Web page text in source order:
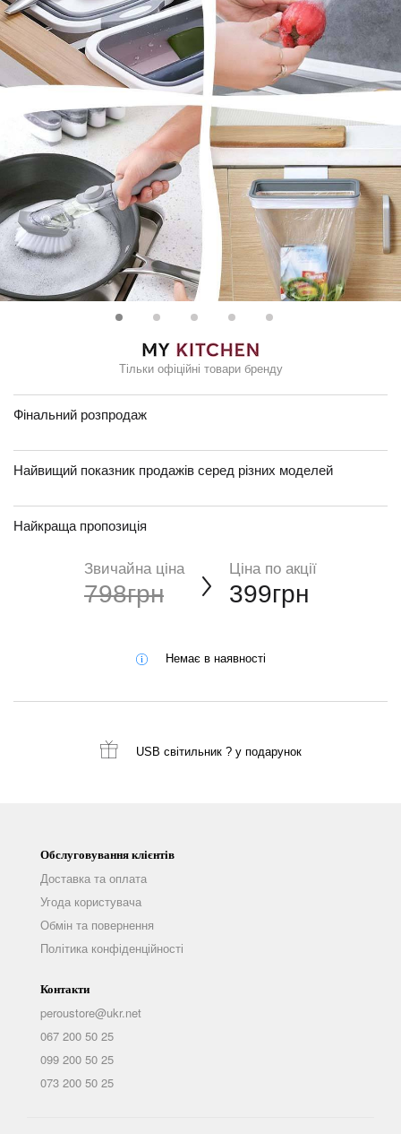
Тільки офіційні товари бренду
Фінальний розпродаж
Найвищий показник продажів серед різних моделей
Найкраща пропозиція
Звичайна ціна
798грн
Ціна по акції
399грн
Немає в наявності
USB світильник ?у подарунок
Обслуговування клієнтів
Доставка та оплата
Угода користувача
Обмін та повернення
Політика конфіденційності
Контакти
peroustore@ukr.net
067 200 50 25
099 200 50 25
073 200 50 25